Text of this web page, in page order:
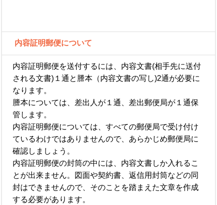
内容証明郵便について
内容証明郵便を送付するには、内容文書(相手先に送付
される文書)１通と謄本（内容文書の写し)2通が必要に
なります。
謄本については、差出人が１通、差出郵便局が１通保
管します。
内容証明郵便については、すべての郵便局で受け付け
ているわけではありませんので、あらかじめ郵便局に
確認しましょう。
内容証明郵便の封筒の中には、内容文書しか入れるこ
とが出来ません。図面や契約書、返信用封筒などの同
封はできませんので、そのことを踏まえた文章を作成
する必要があります。